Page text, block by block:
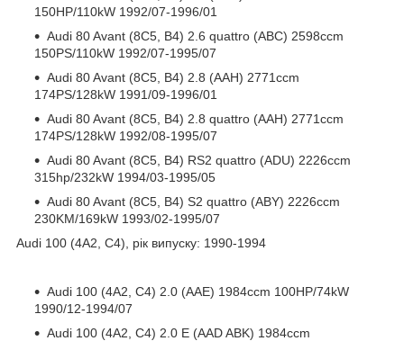
150HP/110kW 1992/07-1996/01
Audi 80 Avant (8C5, B4) 2.6 quattro (ABC) 2598ccm
150PS/110kW 1992/07-1995/07
Audi 80 Avant (8C5, B4) 2.8 (AAH) 2771ccm
174PS/128kW 1991/09-1996/01
Audi 80 Avant (8C5, B4) 2.8 quattro (AAH) 2771ccm
174PS/128kW 1992/08-1995/07
Audi 80 Avant (8C5, B4) RS2 quattro (ADU) 2226ccm
315hp/232kW 1994/03-1995/05
Audi 80 Avant (8C5, B4) S2 quattro (ABY) 2226ccm
230KM/169kW 1993/02-1995/07
Audi 100 (4A2, C4), рік випуску: 1990-1994
Audi 100 (4A2, C4) 2.0 (AAE) 1984ccm 100HP/74kW
1990/12-1994/07
Audi 100 (4A2, C4) 2.0 E (AAD ABK) 1984ccm